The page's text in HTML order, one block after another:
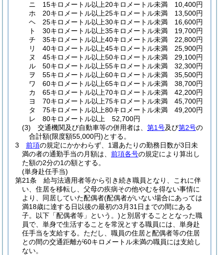
ニ
15キロメートル以上20キロメートル未満 10,400円
ホ
20キロメートル以上25キロメートル未満 13,500円
ヘ
25キロメートル以上30キロメートル未満 16,600円
ト
30キロメートル以上35キロメートル未満 19,700円
チ
35キロメートル以上40キロメートル未満 22,800円
リ
40キロメートル以上45キロメートル未満 25,900円
ヌ
45キロメートル以上50キロメートル未満 29,100円
ル
50キロメートル以上55キロメートル未満 32,300円
ヲ
55キロメートル以上60キロメートル未満 35,500円
ワ
60キロメートル以上65キロメートル未満 38,700円
カ
65キロメートル以上70キロメートル未満 42,200円
ヨ
70キロメートル以上75キロメートル未満 45,700円
タ
75キロメートル以上80キロメートル未満 49,200円
レ
80キロメートル以上 52,700円
(3)
交通機関及び自動車等の併用者は、 第1号及び第2号の
合計額(限度額55,000円)とする。
3
前項の規定にかかわらず、1週あたりの勤務日数が3日未
満の者の通勤手当の月額は、 前項各号の規定により算出し
た額の2分の1の額とする。
(単身赴任手当)
第21条
給与法適用者等から引き続き職員となり、これに伴
い、住居を移転し、父母の疾病その他やむを得ない事情に
より、同居していた配偶者(配偶者がいない場合にあっては
満18歳に達する日以後の最初の3月31日までの間にある
子。以下「配偶者等」という。)と別居することとなった職
員で、単身で生活することを常況とする職員には、単身赴
任手当を支給する。 ただし、職員の住居と配偶者等の住居
との間の交通距離が60キロメートル未満の職員には支給し
ない。